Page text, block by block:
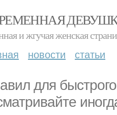
и жгучая женская
новости статьи
для